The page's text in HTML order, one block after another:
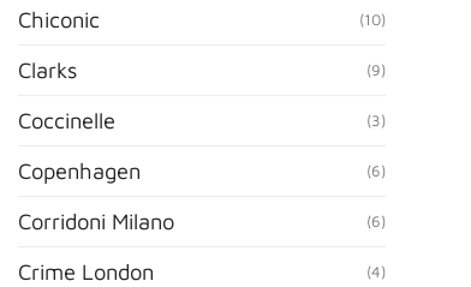
Chiconic (10)
Clarks (9)
Coccinelle (3)
Copenhagen (6)
Corridoni Milano (6)
Crime London (4)